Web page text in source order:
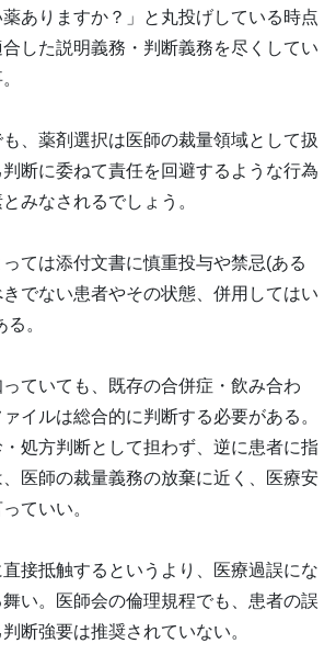
ありますか？」と丸投げしている時点
した説明義務・判断義務を尽くしてい
、薬剤選択は医師の裁量領域として扱
断に委ねて責任を回避するような行為
みなされるでしょう。
ては添付文書に慎重投与や禁忌(ある
でない患者やその状態、併用してはい
。
ていても、既存の合併症・飲み合わ
イルは総合的に判断する必要がある。
処方判断として担わず、逆に患者に指
医師の裁量義務の放棄に近く、医療安
ていい。
接抵触するというより、医療過誤にな
い。医師会の倫理規程でも、患者の誤
断強要は推奨されていない。